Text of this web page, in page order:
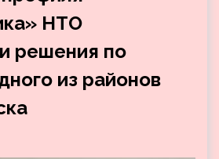
НТО
решения по
из районов